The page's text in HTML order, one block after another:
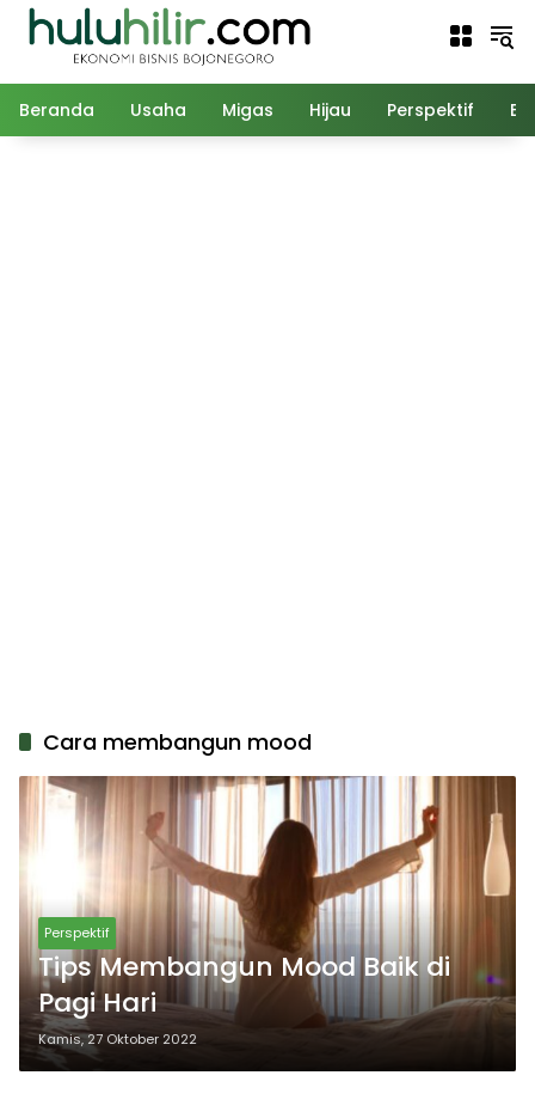
Langsung
Beranda Usaha Migas Hijau Perspektif
Cara membangun mood
Perspektif
Tips Membangun Mood Baik di
Pagi Hari
Kamis, 27 Oktober 2022